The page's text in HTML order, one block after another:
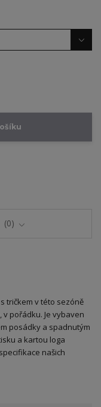
0
tričkem v této sezóně
pořádku. Je vybaven
posádky a spadnutým
a kartou loga
našich